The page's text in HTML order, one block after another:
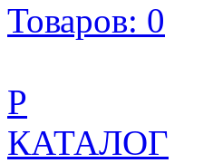
Товаров: 0
Р
КАТАЛОГ